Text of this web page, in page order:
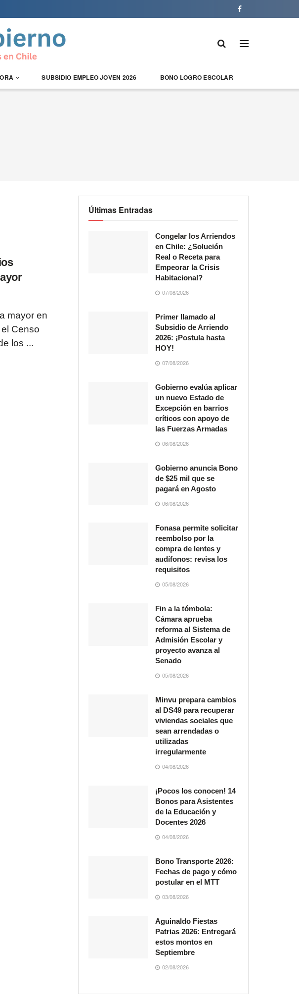
SUBSIDIO EMPLEO JOVEN 2026 BONO LOGRO ESCOLAR
mayor en
Censo
los ...
Últimas Entradas
Congelar los Arriendos
en Chile: ¿Solución
Real o Receta para
Empeorar la Crisis
Habitacional?
07/08/2026
Primer llamado al
Subsidio de Arriendo
2026: ¡Postula hasta
HOY!
07/08/2026
Gobierno evalúa aplicar
un nuevo Estado de
Excepción en barrios
críticos con apoyo de
las Fuerzas Armadas
06/08/2026
Gobierno anuncia Bono
de $25 mil que se
pagará en Agosto
06/08/2026
Fonasa permite solicitar
reembolso por la
compra de lentes y
audífonos: revisa los
requisitos
05/08/2026
Fin a la tómbola:
Cámara aprueba
reforma al Sistema de
Admisión Escolar y
proyecto avanza al
Senado
05/08/2026
Minvu prepara cambios
al DS49 para recuperar
viviendas sociales que
sean arrendadas o
utilizadas
irregularmente
04/08/2026
¡Pocos los conocen! 14
Bonos para Asistentes
de la Educación y
Docentes 2026
04/08/2026
Bono Transporte 2026:
Fechas de pago y cómo
postular en el MTT
03/08/2026
Aguinaldo Fiestas
Patrias 2026: Entregará
estos montos en
Septiembre
02/08/2026